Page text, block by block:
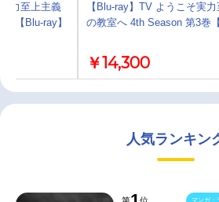
力至上主義
【Blu-ray】
【Blu-ray】TV ようこそ実
の教室へ 4th Season 第3巻
￥14,300
人気ランキン
マンガ・